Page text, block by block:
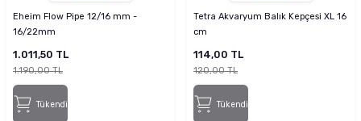
Eheim Flow Pipe 12/16 mm -
16/22mm
1.011,50 TL
1.190,00 TL
Tükendi
Tetra Akvaryum Balık Kepçesi XL 16
cm
114,00 TL
120,00 TL
Tükendi